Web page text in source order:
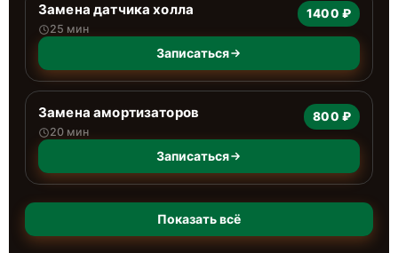
Замена датчика холла
25 мин
1400 ₽
Записаться
Замена амортизаторов
20 мин
800 ₽
Записаться
Показать всё